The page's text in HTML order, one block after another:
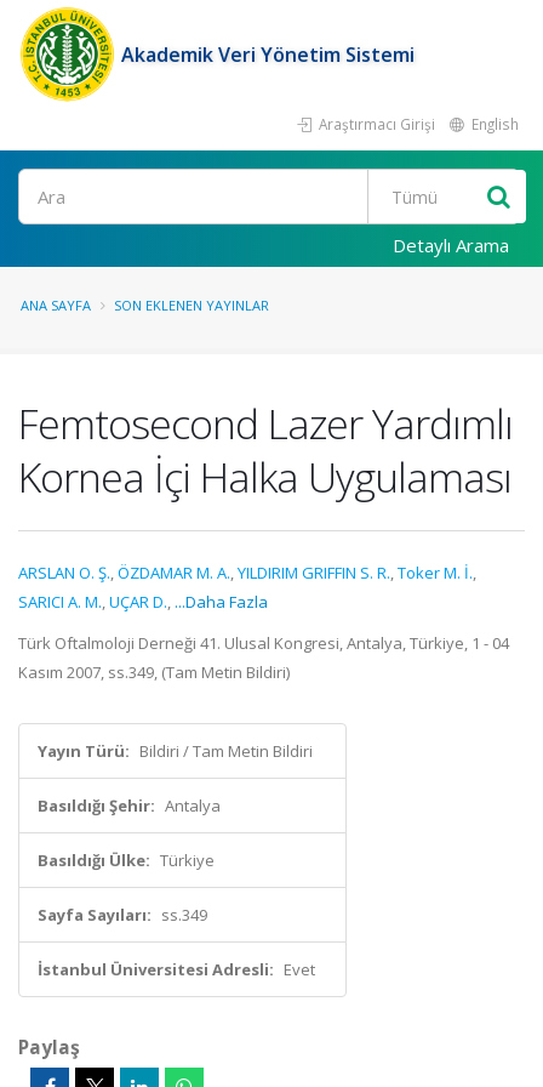
Akademik Veri Yönetim Sistemi
Araştırmacı Girişi English
Ara
Detaylı Arama
ANA SAYFA SON EKLENEN YAYINLAR
Femtosecond Lazer Yardımlı
Kornea İçi Halka Uygulaması
ARSLAN O. Ş.,ÖZDAMAR M. A.,YILDIRIM GRIFFIN S. R.,Toker M. İ.,
SARICI A. M.,UÇAR D., ...Daha Fazla
Türk Oftalmoloji Derneği 41. Ulusal Kongresi, Antalya, Türkiye, 1 - 04
Kasım 2007, ss.349, (Tam Metin Bildiri)
Yayın Türü: Bildiri / Tam Metin Bildiri
Basıldığı Şehir: Antalya
Basıldığı Ülke: Türkiye
Sayfa Sayıları: ss.349
İstanbul Üniversitesi Adresli: Evet
Paylaş